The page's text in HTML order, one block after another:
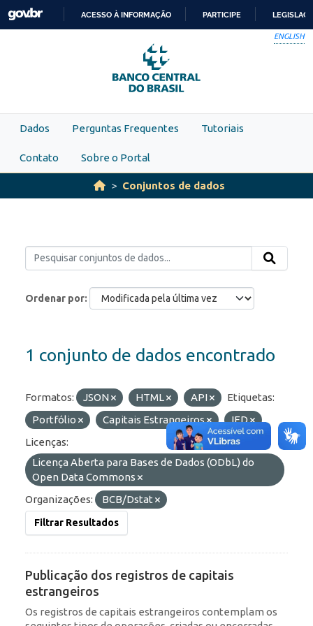
Skip to main content
PARA
O
CONTEÚDO
ACESSO À INFORMAÇÃO PARTICIPE
ENGLISH
Dados Perguntas Frequentes Tutoriais
Contato Sobre o Portal
Conjuntos de dados
Ordenar por
1 conjunto de dados encontrado
Formatos: JSON HTML API
Etiquetas:
Portfólio
Capitais Estrangeiros
IED
Licenças:
Licença Aberta para Bases de Dados (ODbL) do
Open Data Commons
Organizações:
BCB/Dstat
Filtrar Resultados
Publicação dos registros de capitais
estrangeiros
Os registros de capitais estrangeiros contemplam os